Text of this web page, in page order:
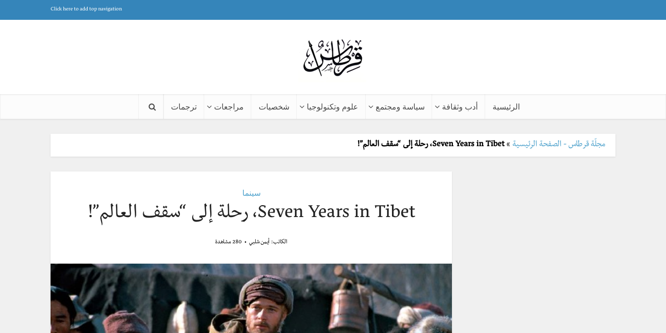
Click here to add top navigation
الرئيسية أدب وثقافة سياسة ومجتمع علوم وتكنولوجيا شخصيات مراجعات ترجمات
مجلّة قرطاس - الصفحة الرئيسية »Seven Years in Tibet، رحلة إلى “سقف العالم”!
سينما
Seven Years in Tibet، رحلة إلى “سقف العالم”!
الكاتب: أيمن شلبي 280 مشاهدة